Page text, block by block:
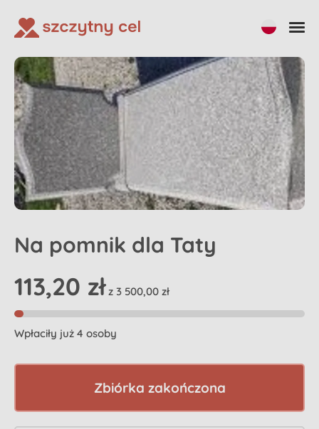
Na pomnik dla Taty
113,20 zł z 3 500,00 zł
Wpłaciły już 4 osoby
Zbiórka zakończona
Udostępnij